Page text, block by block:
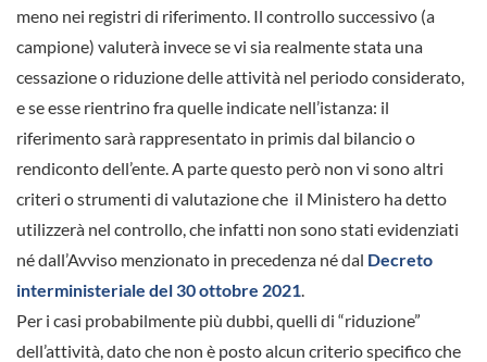
meno nei registri di riferimento. Il controllo successivo (a
campione) valuterà invece se vi sia realmente stata una
cessazione o riduzione delle attività nel periodo considerato,
e se esse rientrino fra quelle indicate nell’istanza: il
riferimento sarà rappresentato in primis dal bilancio o
rendiconto dell’ente. A parte questo però non vi sono altri
criteri o strumenti di valutazione che il Ministero ha detto
utilizzerà nel controllo, che infatti non sono stati evidenziati
né dall’Avviso menzionato in precedenza né dal Decreto
interministeriale del 30 ottobre 2021
Per i casi probabilmente più dubbi, quelli di “riduzione”
dell’attività, dato che non è posto alcun criterio specifico che